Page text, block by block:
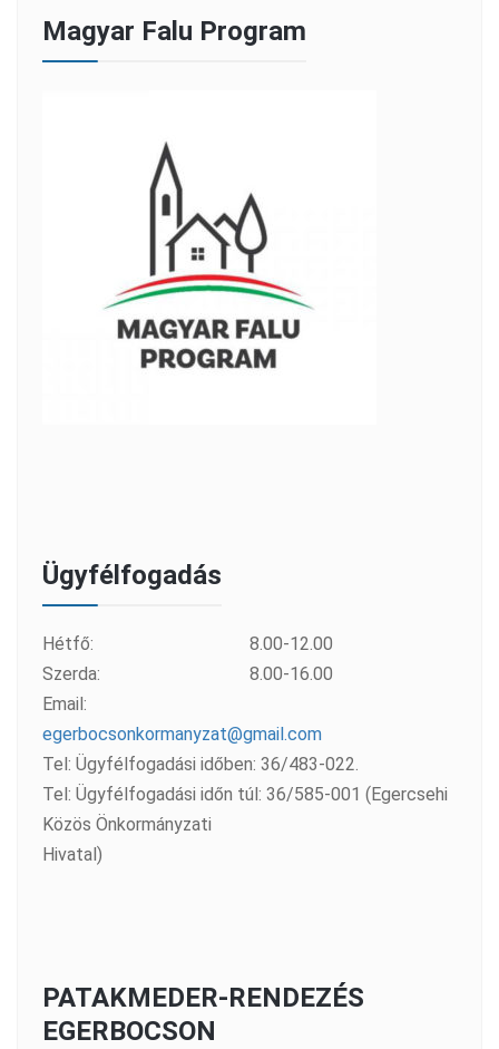
Magyar Falu Program
Ügyfélfogadás
Hétfő:
8.00-12.00
Szerda:
8.00-16.00
Email:
egerbocsonkormanyzat@gmail.com
Tel: Ügyfélfogadási időben: 36/483-022.
Tel: Ügyfélfogadási időn túl: 36/585-001 (Egercsehi
Közös Önkormányzati
Hivatal)
PATAKMEDER-RENDEZÉS
EGERBOCSON